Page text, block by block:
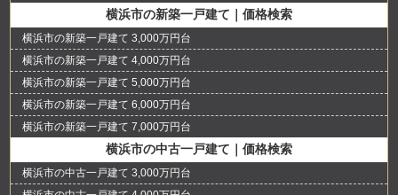
横浜市の新築一戸建て｜価格検索
横浜市の新築一戸建て 3,000万円台
横浜市の新築一戸建て 4,000万円台
横浜市の新築一戸建て 5,000万円台
横浜市の新築一戸建て 6,000万円台
横浜市の新築一戸建て 7,000万円台
横浜市の中古一戸建て｜価格検索
横浜市の中古一戸建て 3,000万円台